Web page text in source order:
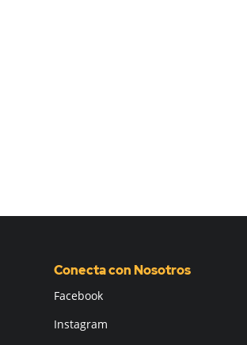
Conecta con Nosotros
Facebook
Instagram